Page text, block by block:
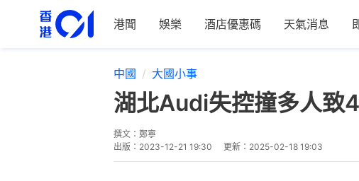
港聞 娛樂 酒店優惠碼 天氣消息
中國 大國小事
湖北Audi失控撞多人
撰文： 鄭寧
出版： 2023-12-21 19:30 更新： 2025-02-18 19:03